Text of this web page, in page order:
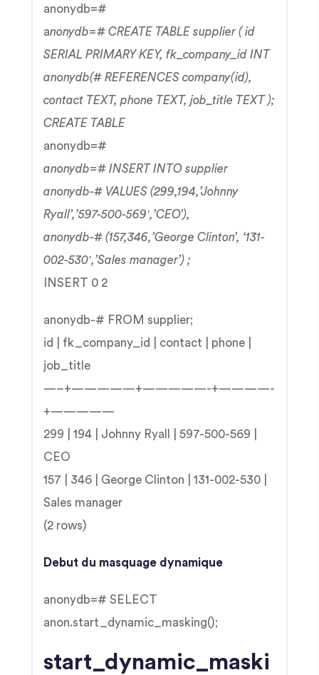
anonydb=#
anonydb=# CREATE TABLE supplier ( id
SERIAL PRIMARY KEY, fk_company_id INT
anonydb(# REFERENCES company(id),
contact TEXT, phone TEXT, job_title TEXT );
CREATE TABLE
anonydb=#
anonydb=# INSERT INTO supplier
anonydb-# VALUES (299,194,’Johnny
Ryall’,’597-500-569′,’CEO’),
anonydb-# (157,346,’George Clinton’, ‘131-
002-530′,’Sales manager’) ;
INSERT 0 2
anonydb-# FROM supplier;
id | fk_company_id | contact | phone |
job_title
—–+—————+—————-+————-
+—————
299 | 194 | Johnny Ryall | 597-500-569 |
CEO
157 | 346 | George Clinton | 131-002-530 |
Sales manager
(2 rows)
Debut du masquage dynamique
anonydb=# SELECT
anon.start_dynamic_masking();
start_dynamic_maski